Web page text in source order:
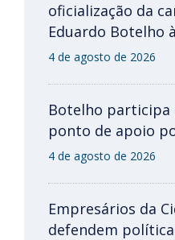
oficialização da
Eduardo Botelho
4 de agosto de 2026
Botelho participa
ponto de apoio
4 de agosto de 2026
Empresários da
defendem